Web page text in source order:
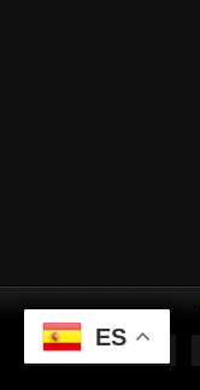
MI PUNTUACIÓN
ES